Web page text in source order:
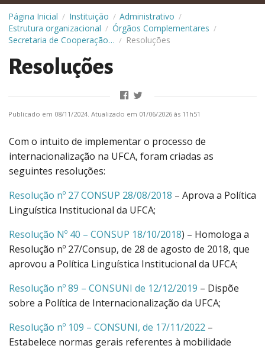
Página Inicial / Instituição / Administrativo /
Estrutura organizacional / Órgãos Complementares /
Secretaria de Cooperação Internacional (SCI) / Resoluções
Resoluções
Publicado em 08/11/2024. Atualizado em 01/06/2026 às 11h51
Com o intuito de implementar o processo de
internacionalização na UFCA, foram criadas as
seguintes resoluções:
Resolução nº 27 CONSUP 28/08/2018 – Aprova a Política
Linguística Institucional da UFCA;
Resolução Nº 40 – CONSUP 18/10/2018) – Homologa a
Resolução nº 27/Consup, de 28 de agosto de 2018, que
aprovou a Política Linguística Institucional da UFCA;
Resolução nº 89 – CONSUNI de 12/12/2019 – Dispõe
sobre a Política de Internacionalização da UFCA;
Resolução nº 109 – CONSUNI, de 17/11/2022 –
Estabelece normas gerais referentes à mobilidade